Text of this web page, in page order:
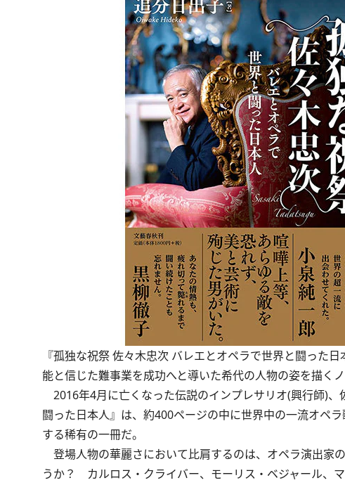
『孤独な祝祭 佐々木忠次 バレエとオペラで世界と闘った
能と信じた難事業を成功へと導いた希代の人物の姿を描くノ
2016年4月に亡くなった伝説のインプレサリオ(興行師)
闘った日本人』は、約400ページの中に世界中の一流オペ
する稀有の一冊だ。
登場人物の華麗さにおいて比肩するのは、オペラ演出家
うか？ カルロス・クライバー、モーリス・ベジャール、